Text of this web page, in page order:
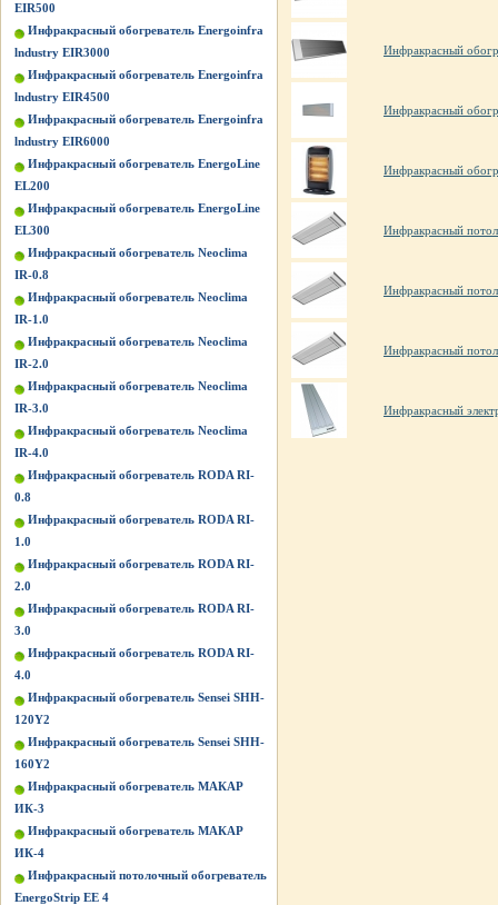
EIR500
Инфракрасный обогреватель Energoinfra
lndustry EIR3000
Инфракрасный обогреватель Energoinfra
lndustry EIR4500
Инфракрасный обогреватель Energoinfra
lndustry EIR6000
Инфракрасный обогреватель EnergoLine
EL200
Инфракрасный обогреватель EnergoLine
EL300
Инфракрасный обогреватель Neoclima
IR-0.8
Инфракрасный обогреватель Neoclima
IR-1.0
Инфракрасный обогреватель Neoclima
IR-2.0
Инфракрасный обогреватель Neoclima
IR-3.0
Инфракрасный обогреватель Neoclima
IR-4.0
Инфракрасный обогреватель RODA RI-
0.8
Инфракрасный обогреватель RODA RI-
1.0
Инфракрасный обогреватель RODA RI-
2.0
Инфракрасный обогреватель RODA RI-
3.0
Инфракрасный обогреватель RODA RI-
4.0
Инфракрасный обогреватель Sensei SHH-
120Y2
Инфракрасный обогреватель Sensei SHH-
160Y2
Инфракрасный обогреватель МАКАР
ИК-3
Инфракрасный обогреватель МАКАР
ИК-4
Инфракрасный потолочный обогреватель
EnergoStrip EE 4
Инфракрасный
Инфракрасный
Инфракрасный
Инфракрасный
Инфракрасный
Инфракрасный
Инфракрасный